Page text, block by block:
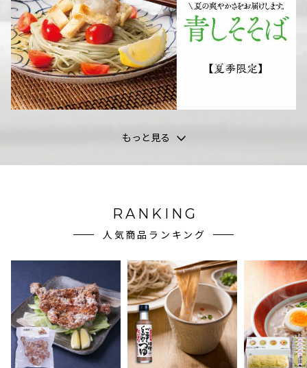
もっと見る
RANKING
人気商品ランキング